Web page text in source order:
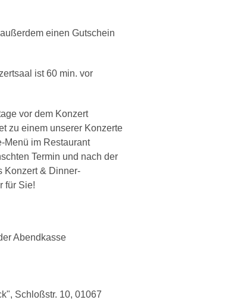
einen Gutschein
ist 60 min. vor
vor dem Konzert
zu einem unserer Konzerte
Menü im Restaurant
Termin und nach der
Konzert & Dinner-
für Sie!
Abendkasse
Schloßstr. 10, 01067